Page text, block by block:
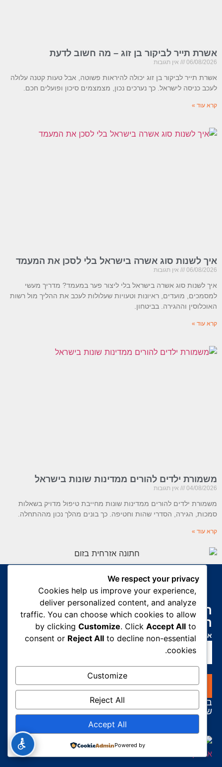
אשרת תייר לביקור בן זוג – מה חשוב לדעת
06/08/2026 אין תגובות
אשרת תייר לביקור בן זוג יכולה להיראות פשוטה, אבל טעות קטנה עלולה
לעכב כניסה לישראל. כך נערכים נכון, מצמצמים סיכון ופועלים חכם.
קרא עוד »
איך לשנות סוג אשרה בישראל בלי לסכן את המעמד
06/08/2026 אין תגובות
איך לשנות סוג אשרה בישראל בלי ליצור פער במעמד? מדריך מעשי
למסמכים, מועדים, ראיונות וטעויות שעלולות לעכב את ההליך מול רשות
האוכלוסין וההגירה. בביטחון.
קרא עוד »
משמורת ילדים להורים ממדינות שונות בישראל
04/08/2026 אין תגובות
משמורת ילדים להורים ממדינות שונות מחייבת טיפול מדויק בשאלות
סמכות, הגירה, הסדרי שהות וחטיפה. כך בונים מהלך נכון מההתחלה.
קרא עוד »
התחל את מסע ההגירה שלך עוד
היום.
אנחנו כאן כדי לסייע לך בתהליך ההגירה שלך.
התחל
בלחיצה על התחל, אתה מסכים לתנאים וההגבלות
שלנו
We respect your privacy
Cookies help us improve your experience,
deliver personalized content, and analyze
traffic. You can choose which cookies to allow
by clickingCustomize. ClickAccept All to
consent or Reject All to decline non-essential
cookies.
Customize
Reject All
Accept All
Powered by